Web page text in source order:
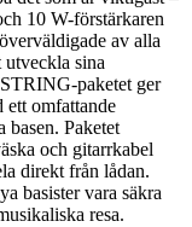
10 W-förstärkaren
av alla
utveckla sina
paketet ger
ett omfattande
basen. Paketet
och gitarrkabel
direkt från lådan.
basister vara säkra
resa.